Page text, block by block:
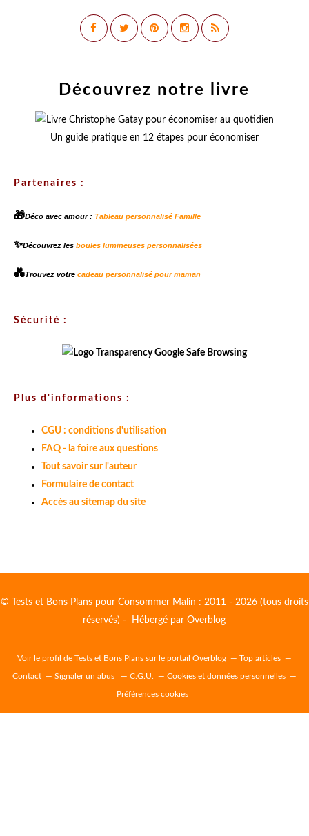
Découvrez notre livre
Un guide pratique en 12 étapes pour économiser
Partenaires :
🎁Déco avec amour : Tableau personnalisé Famille
✨Découvrez les boules lumineuses personnalisées
💑Trouvez votre cadeau personnalisé pour maman
Sécurité :
Plus d'informations :
CGU : conditions d'utilisation
FAQ - la foire aux questions
Tout savoir sur l'auteur
Formulaire de contact
Accès au sitemap du site
© Tests et Bons Plans pour Consommer Malin : 2011 - 2026 (tous droits
réservés) - Hébergé parOverblog
Voir le profil de Tests et Bons Plans sur le portail Overblog Top articles
Contact Signaler un abus C.G.U. Cookies et données personnelles
Préférences cookies